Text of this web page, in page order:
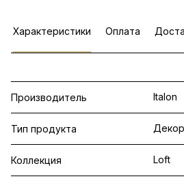
Характеристики Оплата
Производитель Italon
Тип продукта Декор
Коллекция Loft